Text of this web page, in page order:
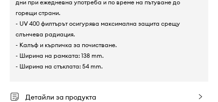
дни при ежедневна употреба и по време на пътуване до
горещи страни.
- UV 400 филтърът осигурява максимална защита срещу
слънчева радиация.
- Калъф и кърпичка за почистване.
- Ширина на рамката: 138 mm.
- Ширина на стъклата: 54 mm.
Детайли за продукта